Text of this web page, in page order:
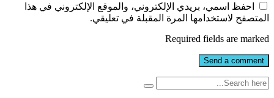
احفظ اسمي، بريدي الإلكتروني، والموقع الإلكتروني في هذا
المتصفح لاستخدامها المرة المقبلة في تعليقي.
Required fields are marked